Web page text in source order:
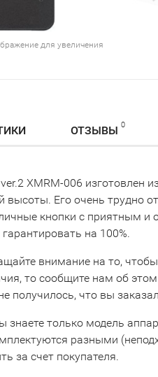
для увеличения
ОТЗЫВЫ 0
XMRM-006 изготовлен
Его очень трудно
кнопки с приятным
на 100%.
внимание на то,
то сообщите нам об
получилось, что вы
знаете только модель
разными
за счет покупателя.